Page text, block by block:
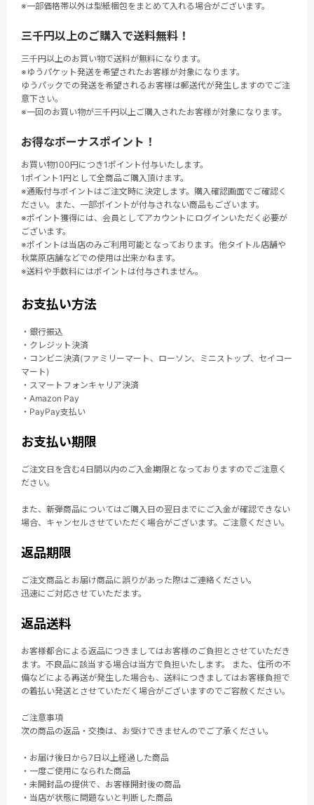
※一部価格帯以外は型紙梱包をまとめて入れる場合がございます。
三千円以上のご購入で送料無料！
三千円以上のお買い物で送料が無料になります。
※ゆうパケット発送を希望されたお客様が対象になります。
ゆうパックでの発送を希望されるお客様は郵送代が発生しますのでご注
意下さい。
※一回のお買い物が三千円以上ご購入されたお客様が対象になります。
お得なボーナスポイント！
お買い物100円につき1ポイント付与いたします。
1ポイント1円として全商品ご購入頂けます。
※通販付与ポイントはご注文時に決定します。購入確認画面でご確認く
ださい。また、一部ポイントが付与されない商品もございます。
※ポイント獲得には、会員としてアカウントにログインいただく必要が
ございます。
※ポイントは当店のみご利用可能となっております。他タイトル店舗や
秋葉原店舗などでの使用は出来かねます。
※送料や手数料にはポイントは付与されません。
お支払い方法
・銀行振込
・クレジット決済
・コンビニ決済(ファミリーマート、ローソン、ミニストップ、セイコー
マート)
・スマートフォンキャリア決済
・Amazon Pay
・PayPay支払い
お支払い期限
ご注文日を含む4日間以内のご入金期限となっておりますのでご注意く
ださい。
また、新弾商品についてはご購入日の翌日までにご入金が確認できない
場合、キャンセルさせていただく場合がございます。ご注意ください。
返品期限
ご注文商品とお届け商品に誤りがあった際はご連絡ください。
迅速にご対応させていただます。
返品送料
お客様都合による返品につきましてはお客様のご負担とさせていただき
ます。不良品に該当する場合は当方で負担いたします。 また、住所の不
備などによる再送が発生した場合も、送料につきましてはお客様負担で
の着払い発送とさせていただく場合がございますのでご容赦ください。
ご注意事項
次の商品の返品・交換は、お受けできませんのでご了承ください。
・お届け後日から7日以上経過した商品
・一度ご使用になられた商品
・未開封品の提供で、お客様開封後の商品
・当店が状態に問題ないと判断した商品